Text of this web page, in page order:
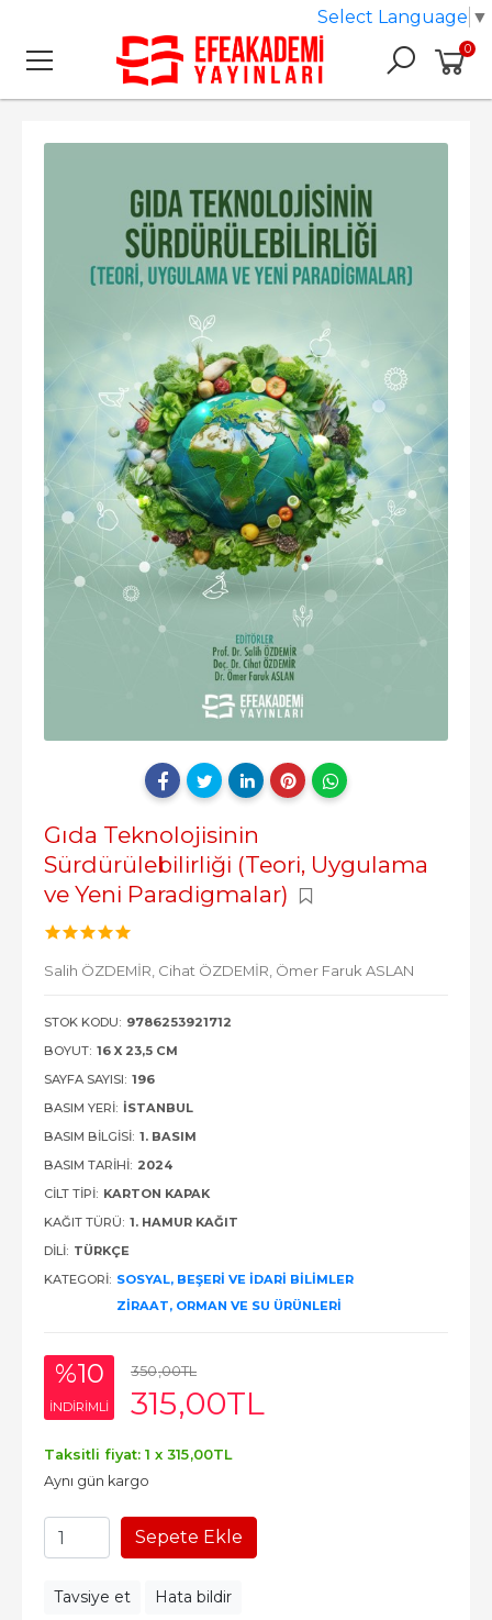
0
Gıda Teknolojisinin
Sürdürülebilirliği (Teori, Uygulama
ve Yeni Paradigmalar)
Salih ÖZDEMİR, Cihat ÖZDEMİR, Ömer Faruk ASLAN
STOK KODU: 9786253921712
BOYUT: 16 X 23,5 CM
SAYFA SAYISI: 196
BASIM YERI: İSTANBUL
BASIM BILGISI: 1. BASIM
BASIM TARIHI: 2024
CILT TIPI: KARTON KAPAK
KAĞIT TÜRÜ: 1. HAMUR KAĞIT
DILI: TÜRKÇE
KATEGORI: SOSYAL, BEŞERI VE İDARI BILIMLER
ZIRAAT, ORMAN VE SU ÜRÜNLERI
%10
INDIRIMLI
350,00TL
315,00TL
Taksitli fiyat: 1 x 315,00TL
Aynı gün kargo
Sepete Ekle
Tavsiye et Hata bildir
Select Language ▼